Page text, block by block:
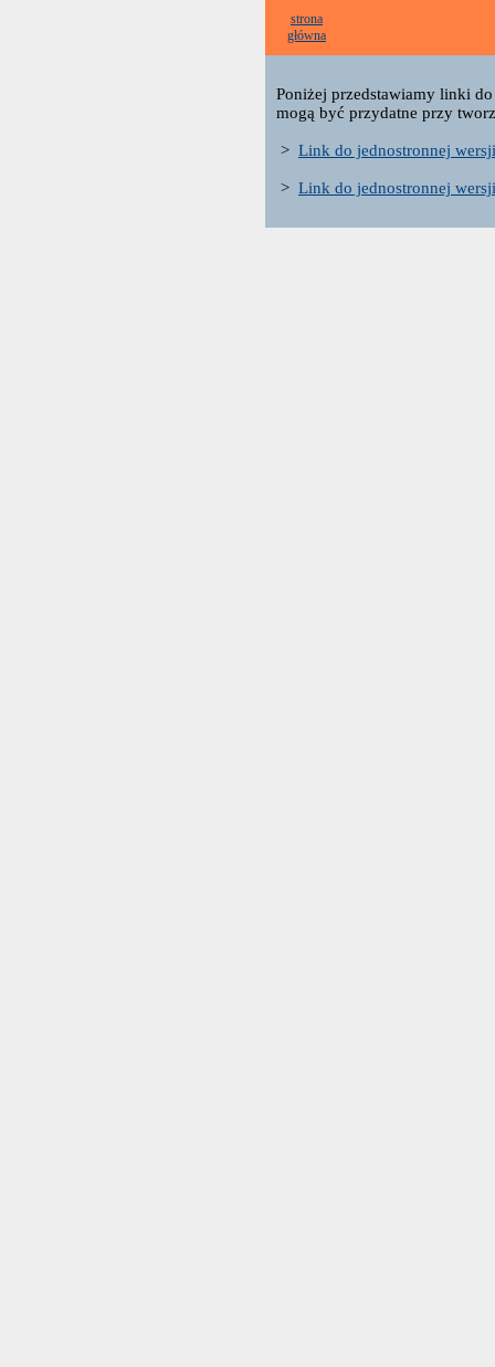
strona
główna
Poniżej przedstawiamy linki
mogą być przydatne przy
> Link do jednostronnej
> Link do jednostronnej